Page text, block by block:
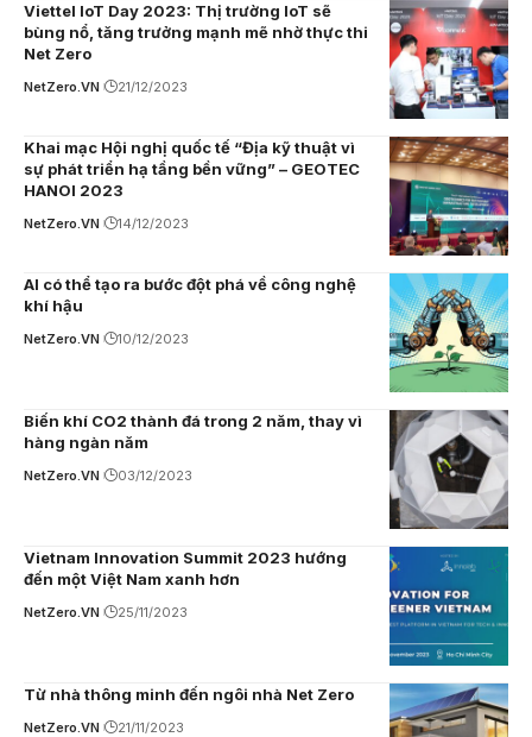
Viettel IoT Day 2023: Thị trường IoT sẽ
bùng nổ, tăng trưởng mạnh mẽ nhờ thực thi
Net Zero
NetZero.VN 21/12/2023
Khai mạc Hội nghị quốc tế “Địa kỹ thuật vì
sự phát triển hạ tầng bền vững” – GEOTEC
HANOI 2023
NetZero.VN 14/12/2023
AI có thể tạo ra bước đột phá về công nghệ
khí hậu
NetZero.VN 10/12/2023
Biến khí CO2 thành đá trong 2 năm, thay vì
hàng ngàn năm
NetZero.VN 03/12/2023
Vietnam Innovation Summit 2023 hướng
đến một Việt Nam xanh hơn
NetZero.VN 25/11/2023
Từ nhà thông minh đến ngôi nhà Net Zero
NetZero.VN 21/11/2023